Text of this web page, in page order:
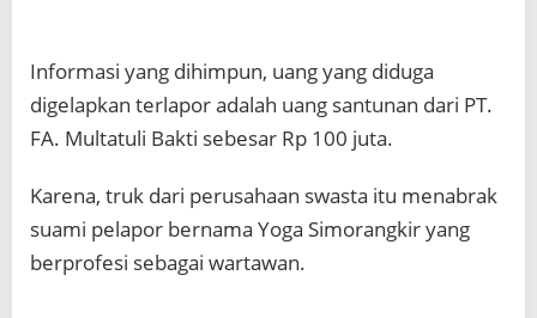
Informasi yang dihimpun, uang yang diduga
digelapkan terlapor adalah uang santunan dari PT.
FA. Multatuli Bakti sebesar Rp 100 juta.
Karena, truk dari perusahaan swasta itu menabrak
suami pelapor bernama Yoga Simorangkir yang
berprofesi sebagai wartawan.